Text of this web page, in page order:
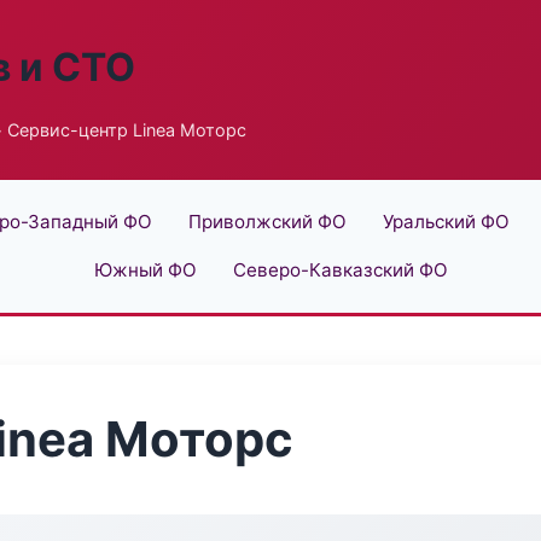
и СТО
Сервис-центр Linea Моторс
Западный ФО Приволжский ФО Уральский ФО
Южный ФО Северо-Кавказский ФО
Моторс